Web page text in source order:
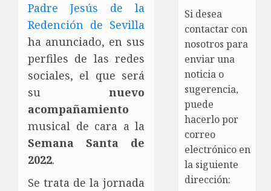
Padre Jesús de la
Redención de Sevilla
ha anunciado, en sus
perfiles de las redes
sociales, el que será
sunuevo
acompañamiento
musical de cara a la
Semana Santa de
2022.
Se trata de la jornada
Si desea
contactar con
nosotros para
enviar una
noticia o
sugerencia,
puede
hacerlo por
correo
electrónico en
la siguiente
dirección: